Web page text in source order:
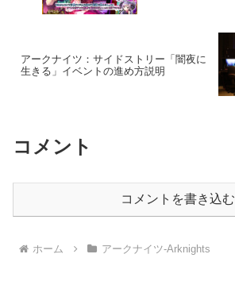
アークナイツ：サイドストリー「闇夜に
生きる」イベントの進め方説明
コメント
コメントを書き込む
ホーム アークナイツ-Arknights